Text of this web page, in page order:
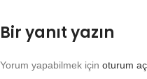
Bir yanıt yazın
Yorum yapabilmek için oturum